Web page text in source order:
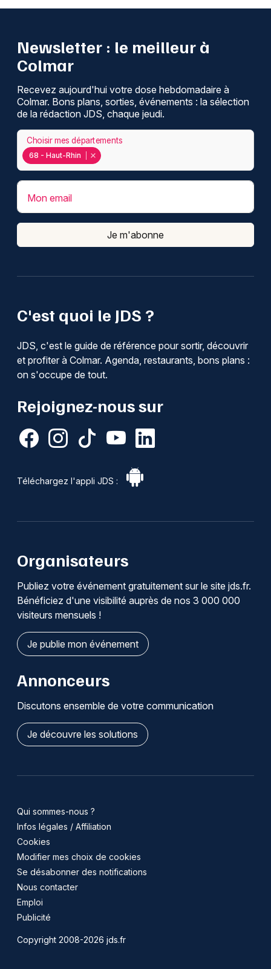
C'est quoi le JDS ?
JDS, c'est le guide de référence pour sortir, découvrir
et profiter à Colmar. Agenda, restaurants, bons plans :
on s'occupe de tout.
Rejoignez-nous sur
Téléchargez l'appli JDS :
Newsletter : le meilleur à
Colmar
Recevez aujourd'hui votre dose hebdomadaire à
Colmar. Bons plans, sorties, événements : la sélection
de la rédaction JDS, chaque jeudi.
68 - Haut-Rhin
Choisir mes départements
Mon email
Je m'abonne
Organisateurs
Publiez votre événement gratuitement sur le site jds.fr.
Bénéficiez d'une visibilité auprès de nos 3 000 000
visiteurs mensuels !
Je publie mon événement
Annonceurs
Discutons ensemble de votre communication
Je découvre les solutions
Qui sommes-nous ?
Infos légales / Affiliation
Cookies
Modifier mes choix de cookies
Se désabonner des notifications
Nous contacter
Emploi
Publicité
Copyright 2008-2026 jds.fr